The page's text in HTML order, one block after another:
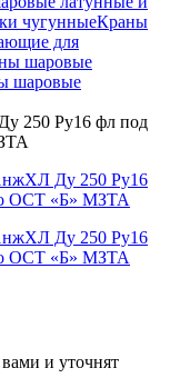
чугунныеКраны
для
шаровые
шаровые
250 Ру16 фл под
и уточнят